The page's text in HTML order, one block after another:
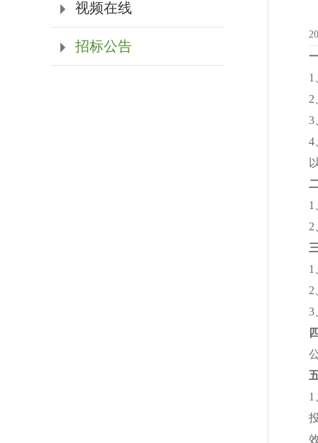
视频在线
招标公告
1
2
3
4
1
2
1
2
3
1